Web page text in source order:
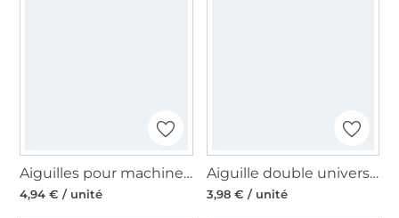
Aiguilles pour machines à coudres 130/705, universelles 70-90
4,94 € / unité
Aiguille double universelle Schmetz, 130/705 H ZWI 4,0/80
3,98 € / unité